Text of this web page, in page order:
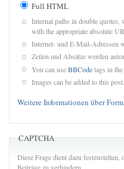
Full HTML
Internal paths in double quotes,
with the appropriate absolute
Internet- und E-Mail-Adressen
Zeilen und Absätze werden
You can useBBCodetags in
Images can be added to this post.
Weitere Informationen über
CAPTCHA
Diese Frage dient dazu
Beiträge zu verhindern.